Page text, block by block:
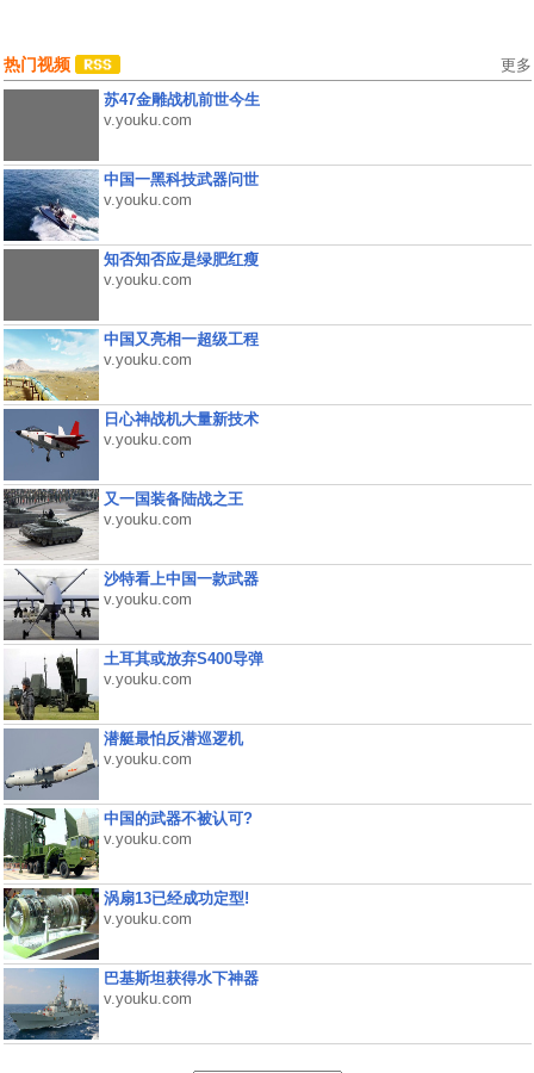
热门视频 更多
苏47金雕战机前世今生
v.youku.com
中国一黑科技武器问世
v.youku.com
知否知否应是绿肥红瘦
v.youku.com
中国又亮相一超级工程
v.youku.com
日心神战机大量新技术
v.youku.com
又一国装备陆战之王
v.youku.com
沙特看上中国一款武器
v.youku.com
土耳其或放弃S400导弹
v.youku.com
潜艇最怕反潜巡逻机
v.youku.com
中国的武器不被认可?
v.youku.com
涡扇13已经成功定型!
v.youku.com
巴基斯坦获得水下神器
v.youku.com